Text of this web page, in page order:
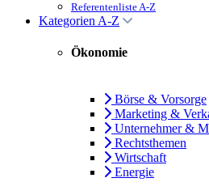
Referentenliste A-Z
Kategorien A-Z
Ökonomie
Börse & Vorsorge
Marketing &
Unternehmer &
Rechtsthemen
Wirtschaft
Energie